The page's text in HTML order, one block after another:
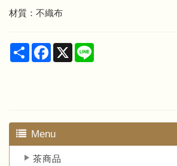
材質：不織布
Share Facebook
X
Menu
茶商品